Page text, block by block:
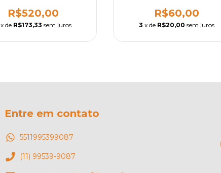
R$520,00
x de R$173,33 sem juros
R$60,00
3 x de R$20,00 sem juros
Entre em contato
5511995399087
(11) 99539-9087